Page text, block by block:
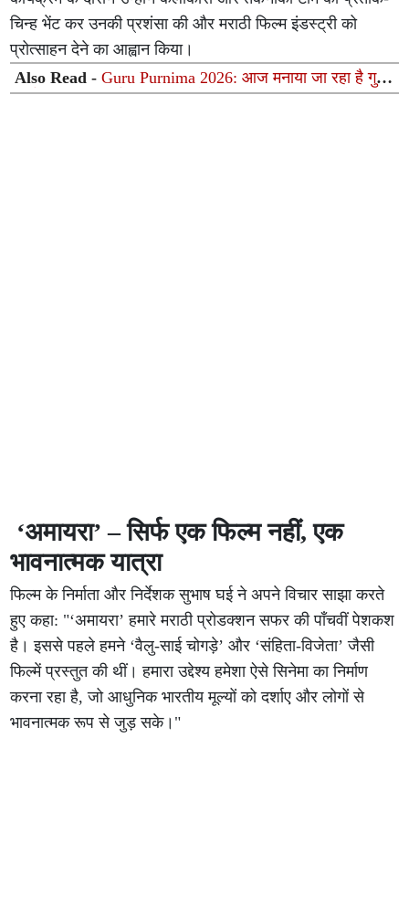
चिन्ह भेंट कर उनकी प्रशंसा की और मराठी फिल्म इंडस्ट्री को
प्रोत्साहन देने का आह्वान किया।
Also Read -Guru Purnima 2026: आज मनाया जा रहा है गुरु
पूर्णिमा का पावन पर्व, गुरु कृपा पाने के लिए आज जरूर करें ये 5
‘अमायरा’ – सिर्फ एक फिल्म नहीं, एक
भावनात्मक यात्रा
फिल्म के निर्माता और निर्देशक सुभाष घई ने अपने विचार साझा करते
हुए कहा: "‘अमायरा’ हमारे मराठी प्रोडक्शन सफर की पाँचवीं पेशकश
है। इससे पहले हमने ‘वैलु-साई चोगड़े’ और ‘संहिता-विजेता’ जैसी
फिल्में प्रस्तुत की थीं। हमारा उद्देश्य हमेशा ऐसे सिनेमा का निर्माण
करना रहा है, जो आधुनिक भारतीय मूल्यों को दर्शाए और लोगों से
भावनात्मक रूप से जुड़ सके।"